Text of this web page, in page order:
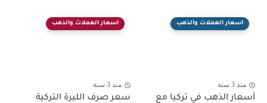
اسعار العملات والذهب
منذ 3 سنة
أسعار الذهب في تركيا مع
اسعار العملات والذهب
منذ 3 سنة
سعر صرف الليرة التركية